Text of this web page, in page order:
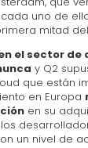
cada uno de
mitad
el sector de
y Q2
que están
en Europa
en su
un nivel de